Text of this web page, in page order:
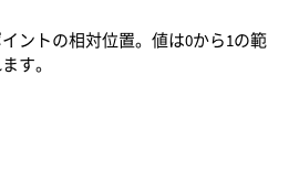
ントの相対位置。値は0から1の範
す。